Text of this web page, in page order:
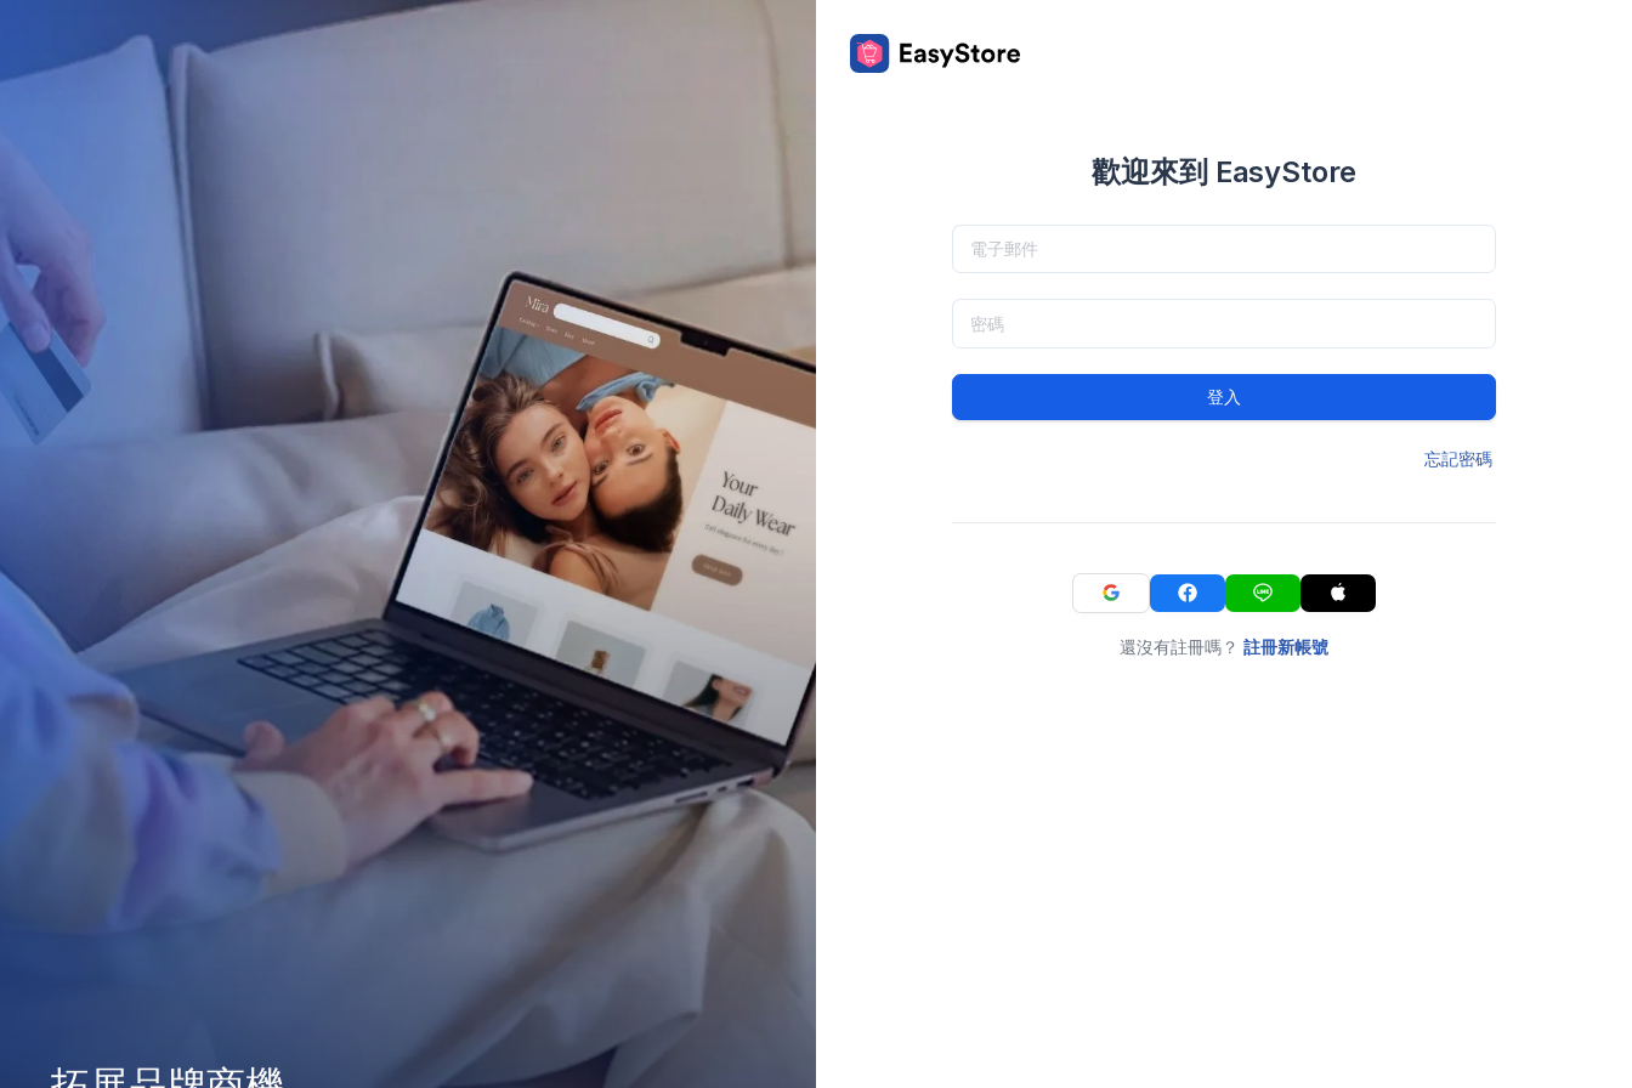
歡迎來到 EasyStore
登入
忘記密碼
還沒有註冊嗎？ 註冊新帳號